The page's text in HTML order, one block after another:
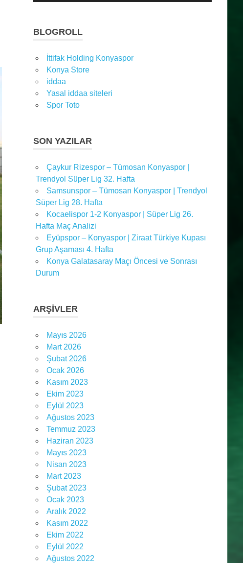
BLOGROLL
İttifak Holding Konyaspor
Konya Store
iddaa
Yasal iddaa siteleri
Spor Toto
SON YAZILAR
Çaykur Rizespor – Tümosan Konyaspor |
Trendyol Süper Lig 32. Hafta
Samsunspor – Tümosan Konyaspor | Trendyol
Süper Lig 28. Hafta
Kocaelispor 1-2 Konyaspor | Süper Lig 26.
Hafta Maç Analizi
Eyüpspor – Konyaspor | Ziraat Türkiye Kupası
Grup Aşaması 4. Hafta
Konya Galatasaray Maçı Öncesi ve Sonrası
Durum
ARŞIVLER
Mayıs 2026
Mart 2026
Şubat 2026
Ocak 2026
Kasım 2023
Ekim 2023
Eylül 2023
Ağustos 2023
Temmuz 2023
Haziran 2023
Mayıs 2023
Nisan 2023
Mart 2023
Şubat 2023
Ocak 2023
Aralık 2022
Kasım 2022
Ekim 2022
Eylül 2022
Ağustos 2022